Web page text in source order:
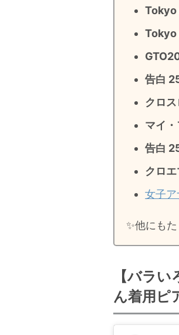
Tokyo
Tokyo
告白
クロス
マイ・
告白
クロエ
女子
✨️他にも
【バラ
ん着用ピ